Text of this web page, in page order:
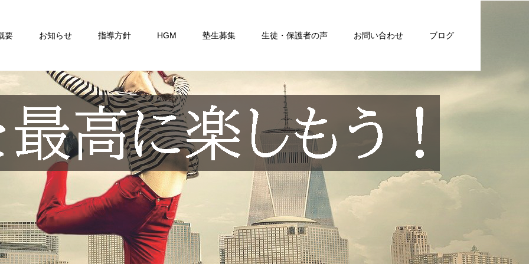
要 お知らせ 指導方針 HGM 塾生募集 生徒・保護者の声 お問い合わせ ブログ